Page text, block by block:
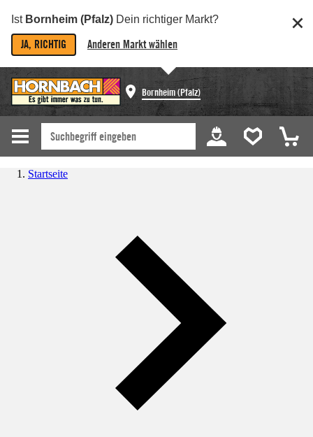
Ist Bornheim (Pfalz) Dein richtiger Markt?
JA, RICHTIG Anderen Markt wählen
Bornheim (Pfalz)
Startseite